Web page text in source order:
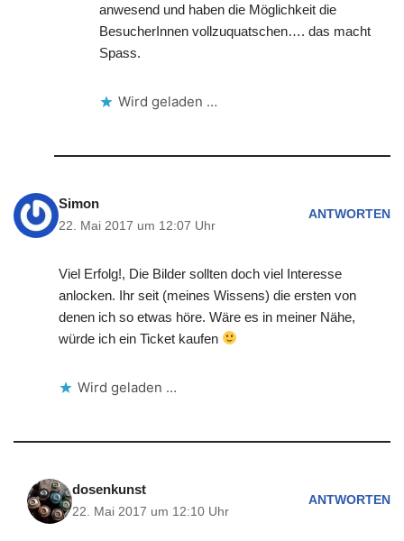
anwesend und haben die Möglichkeit die
BesucherInnen vollzuquatschen…. das macht
Spass.
Wird geladen …
Simon
22. Mai 2017 um 12:07 Uhr
ANTWORTEN
Viel Erfolg!, Die Bilder sollten doch viel Interesse
anlocken. Ihr seit (meines Wissens) die ersten von
denen ich so etwas höre. Wäre es in meiner Nähe,
würde ich ein Ticket kaufen
Wird geladen …
dosenkunst
22. Mai 2017 um 12:10 Uhr
ANTWORTEN